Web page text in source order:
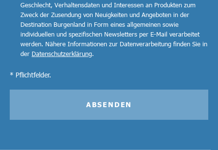
Geschlecht, Verhaltensdaten und Interessen an Produkten zum
Zweck der Zusendung von Neuigkeiten und Angeboten in der
Destination Burgenland in Form eines allgemeinen sowie
individuellen und spezifischen Newsletters per E-Mail verarbeitet
werden. Nähere Informationen zur Datenverarbeitung finden Sie in
der Datenschutzerklärung.
* Pflichtfelder.
ABSENDEN